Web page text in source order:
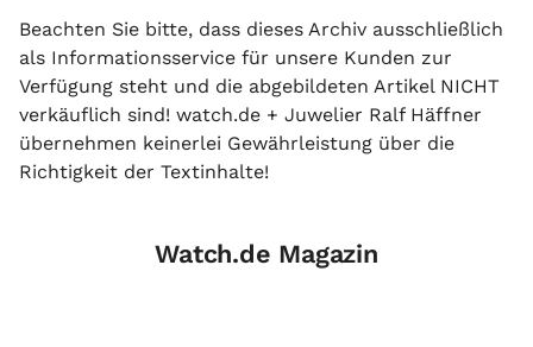
Beachten Sie bitte, dass dieses Archiv ausschließlich
als Informationsservice für unsere Kunden zur
Verfügung steht und die abgebildeten Artikel NICHT
verkäuflich sind! watch.de + Juwelier Ralf Häffner
übernehmen keinerlei Gewährleistung über die
Richtigkeit der Textinhalte!
Watch.de Magazin